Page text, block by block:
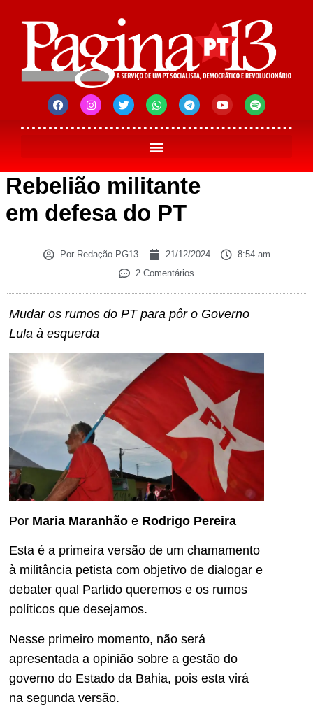
Rebelião militante
em defesa do PT
PorRedação PG13 21/12/2024
8:54 am
2 Comentários
Mudar os rumos do PT para pôr o Governo
Lula à esquerda
Por Maria Maranhão e Rodrigo Pereira
Esta é a primeira versão de um chamamento
à militância petista com objetivo de dialogar e
debater qual Partido queremos e os rumos
políticos que desejamos.
Nesse primeiro momento, não será
apresentada a opinião sobre a gestão do
governo do Estado da Bahia, pois esta virá
na segunda versão.